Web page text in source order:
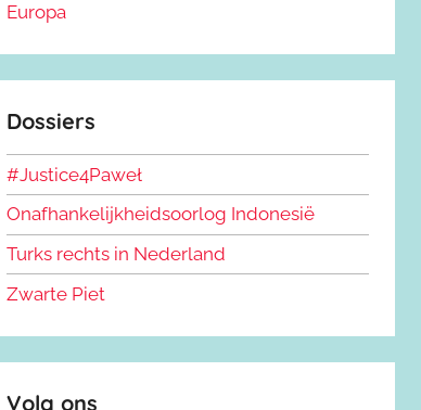
Europa
Dossiers
#Justice4Paweł
Onafhankelijkheidsoorlog Indonesië
Turks rechts in Nederland
Zwarte Piet
Volg ons